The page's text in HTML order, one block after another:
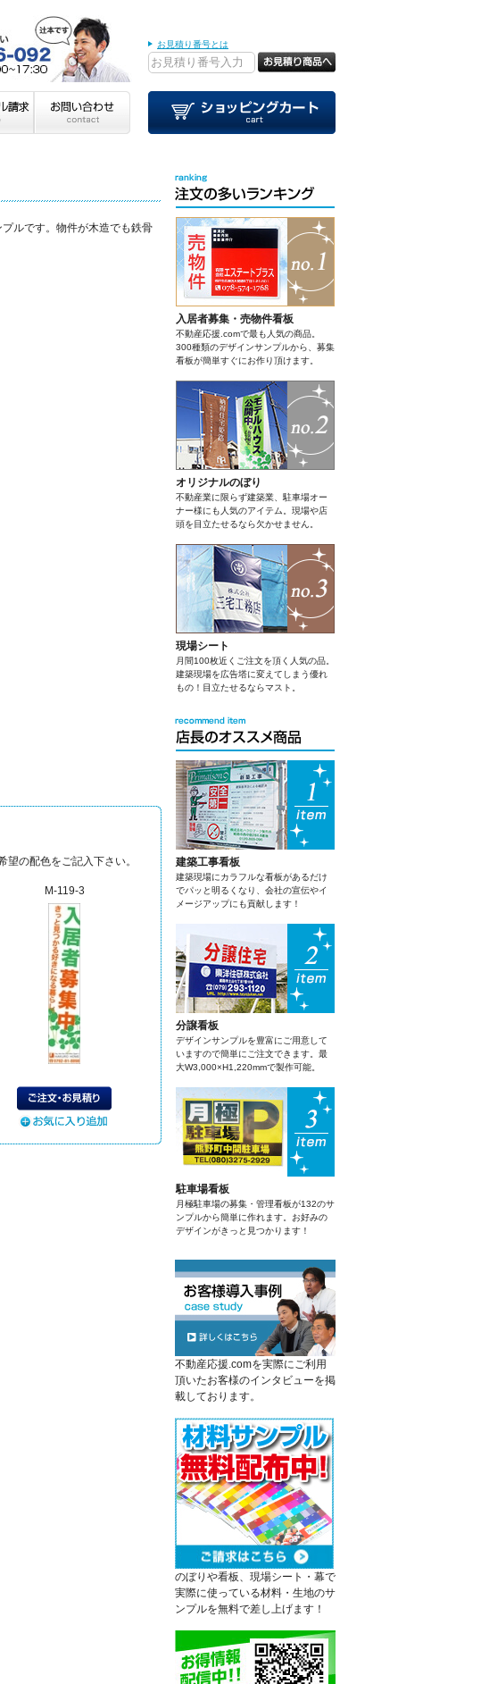
お見積り番号とは
ルです。物件が木造でも鉄骨
の配色をご記入下さい。
M-119-3
入居者募集・売物件看板
不動産応援.comで最も人気の商品。
300種類のデザインサンプルから、募集
看板が簡単すぐにお作り頂けます。
オリジナルのぼり
不動産業に限らず建築業、駐車場オー
ナー様にも人気のアイテム。現場や店
頭を目立たせるなら欠かせません。
現場シート
月間100枚近くご注文を頂く人気の品。
建築現場を広告塔に変えてしまう優れ
もの！目立たせるならマスト。
建築工事看板
建築現場にカラフルな看板があるだけ
でパッと明るくなり、会社の宣伝やイ
メージアップにも貢献します！
分譲看板
デザインサンプルを豊富にご用意して
いますので簡単にご注文できます。最
大W3,000×H1,220mmで製作可能。
駐車場看板
月極駐車場の募集・管理看板が132のサ
ンプルから簡単に作れます。お好みの
デザインがきっと見つかります！
不動産応援.comを実際にご利用
頂いたお客様のインタビューを掲
載しております。
のぼりや看板、現場シート・幕で
実際に使っている材料・生地のサ
ンプルを無料で差し上げます！